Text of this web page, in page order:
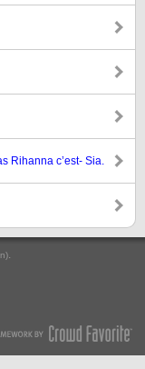
Rihanna c’est- Sia.
.